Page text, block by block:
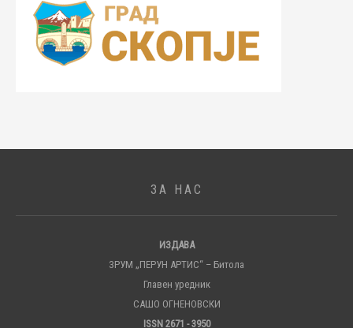
ЗА НАС
ИЗДАВА
ЗРУМ „ПЕРУН АРТИС“ – Битола
Главен уредник
САШО ОГНЕНОВСКИ
ISSN 2671 - 3950